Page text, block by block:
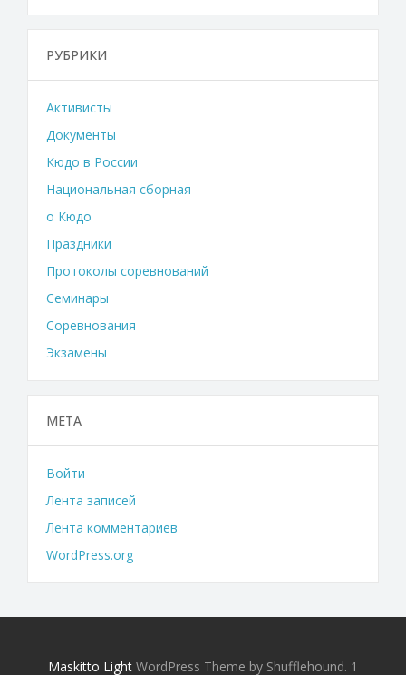
РУБРИКИ
Активисты
Документы
Кюдо в России
Национальная сборная
о Кюдо
Праздники
Протоколы соревнований
Семинары
Соревнования
Экзамены
МЕТА
Войти
Лента записей
Лента комментариев
WordPress.org
Maskitto Light WordPress Theme by Shufflehound. 1